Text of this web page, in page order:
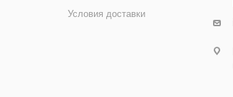
Условия доставки